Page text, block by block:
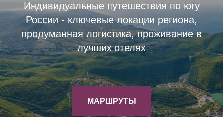
Индивидуальные путешествия по югу
России - ключевые локации региона,
продуманная логистика, проживание в
лучших отелях
МАРШРУТЫ